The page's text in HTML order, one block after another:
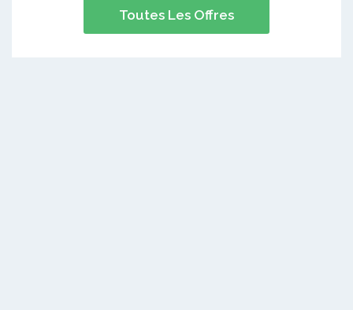
Toutes Les Offres